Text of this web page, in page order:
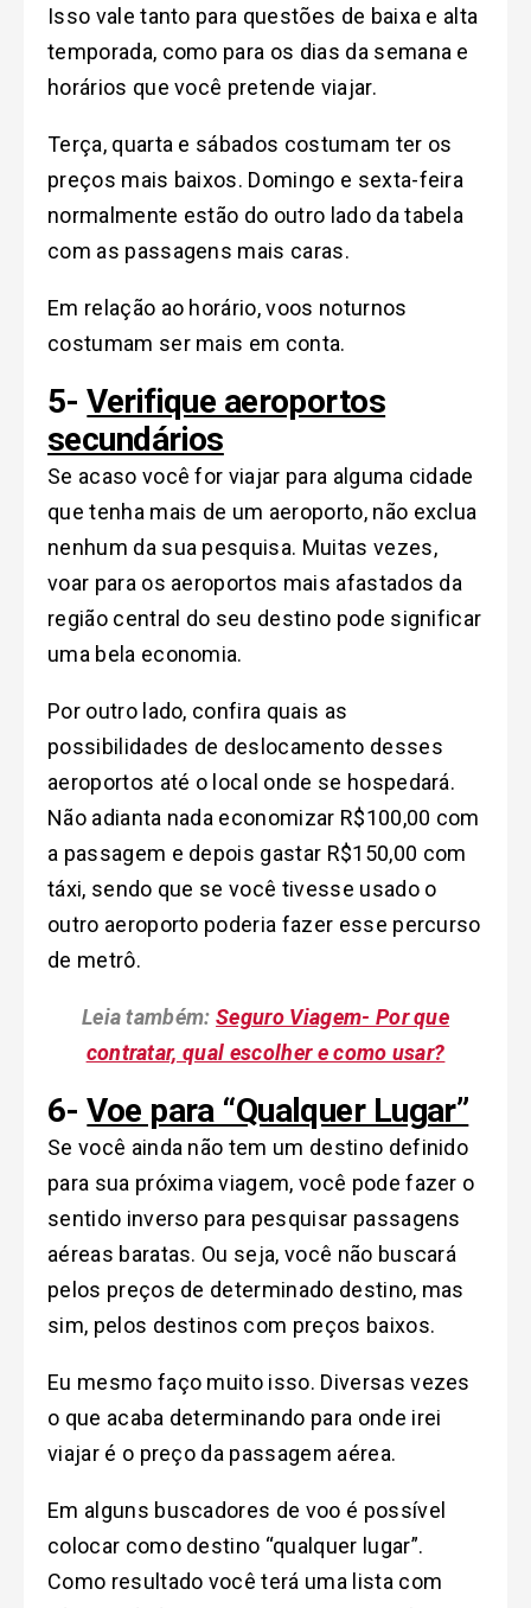
Isso vale tanto para questões de baixa e alta
temporada, como para os dias da semana e
horários que você pretende viajar.
Terça, quarta e sábados costumam ter os
preços mais baixos. Domingo e sexta-feira
normalmente estão do outro lado da tabela
com as passagens mais caras.
Em relação ao horário, voos noturnos
costumam ser mais em conta.
5-Verifique aeroportos
secundários
Se acaso você for viajar para alguma cidade
que tenha mais de um aeroporto, não exclua
nenhum da sua pesquisa. Muitas vezes,
voar para os aeroportos mais afastados da
região central do seu destino pode significar
uma bela economia.
Por outro lado, confira quais as
possibilidades de deslocamento desses
aeroportos até o local onde se hospedará.
Não adianta nada economizar R$100,00 com
a passagem e depois gastar R$150,00 com
táxi, sendo que se você tivesse usado o
outro aeroporto poderia fazer esse percurso
de metrô.
Leia também:Seguro Viagem- Por que
contratar, qual escolher e como usar?
6-Voe para “Qualquer Lugar”
Se você ainda não tem um destino definido
para sua próxima viagem, você pode fazer o
sentido inverso para pesquisar passagens
aéreas baratas. Ou seja, você não buscará
pelos preços de determinado destino, mas
sim, pelos destinos com preços baixos.
Eu mesmo faço muito isso. Diversas vezes
o que acaba determinando para onde irei
viajar é o preço da passagem aérea.
Em alguns buscadores de voo é possível
colocar como destino “qualquer lugar”.
Como resultado você terá uma lista com